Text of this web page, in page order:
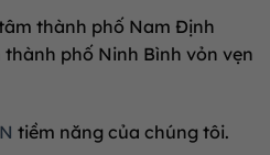
thành phố Nam Định
phố Ninh Bình vỏn vẹn
tiềm năng của chúng tôi.